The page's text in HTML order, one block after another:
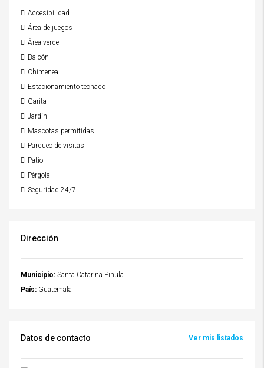
Accesibilidad
Área de juegos
Área verde
Balcón
Chimenea
Estacionamiento techado
Garita
Jardín
Mascotas permitidas
Parqueo de visitas
Patio
Pérgola
Seguridad 24/7
Dirección
Municipio: Santa Catarina Pinula
País: Guatemala
Datos de contacto Ver mis listados